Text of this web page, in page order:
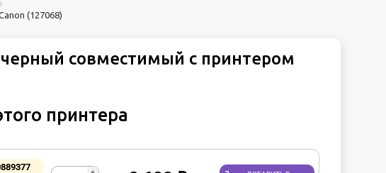
(127068)
черный совместимый с принтером
принтера